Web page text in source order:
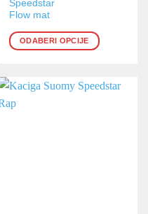
Speedstar
Flow mat
ODABERI OPCIJE
proizvod
ima
više
varijanti.
mogu
odabrati